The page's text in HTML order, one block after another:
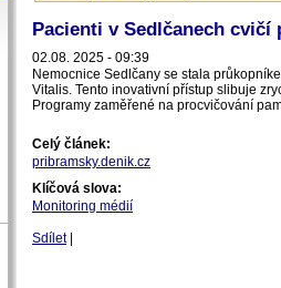
Pacienti v Sedlčanech
02.08. 2025 - 09:39
Nemocnice Sedlčany se stala
Vitalis. Tento inovativní přístup slibuje
Programy zaměřené na procvičování
Celý článek:
pribramsky.denik.cz
Klíčová slova:
Monitoring médií
Sdílet